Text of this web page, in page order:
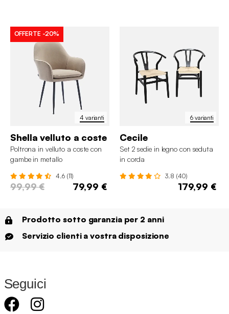
4 varianti
OFFERTE -20%
Shella velluto a coste
Poltrona in velluto a coste con
gambe in metallo
4.6 (11)
99,99 € 79,99 €
6 varianti
Cecile
Set 2 sedie in legno con seduta
in corda
3.8 (40)
179,99 €
Prodotto sotto garanzia per 2 anni
Servizio clienti a vostra disposizione
Seguici